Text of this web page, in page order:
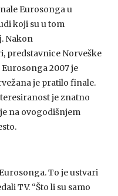
Eurosonga u
koji su u tom
Nakon
predstavnice Norveške
2007 je
je pratilo finale.
je znatno
na ovogodišnjem
To je ustvari
TV. “Što li su samo